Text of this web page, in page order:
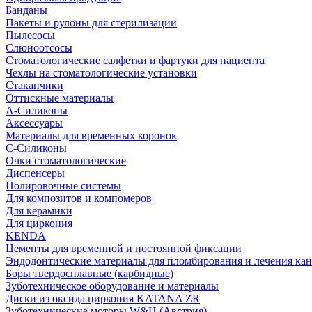
Банданы
Пакеты и рулоны для стерилизации
Пылесосы
Слюноотсосы
Стоматологические салфетки и фартуки для пациента
Чехлы на стоматологические установки
Стаканчики
Оттискные материалы
А-Силиконы
Аксессуары
Материалы для временных коронок
С-Силиконы
Очки стоматологические
Диспенсеры
Полировочные системы
Для композитов и компомеров
Для керамики
Для циркония
KENDA
Цементы для временной и постоянной фиксации
Эндодонтические материалы для пломбирования и лечения
Боры твердосплавные (карбидные)
Зуботехническое оборудование и материалы
Диски из оксида циркония KATANA ZR